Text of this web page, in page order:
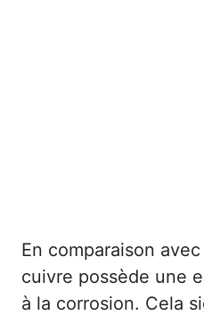
En comparaison
cuivre possède une
à la corrosion. Cela